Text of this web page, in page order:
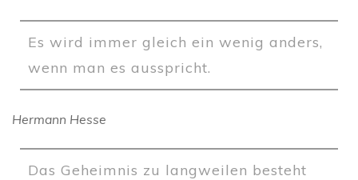
Es wird immer gleich ein wenig anders,
wenn man es ausspricht.
Hermann Hesse
Das Geheimnis zu langweilen besteht